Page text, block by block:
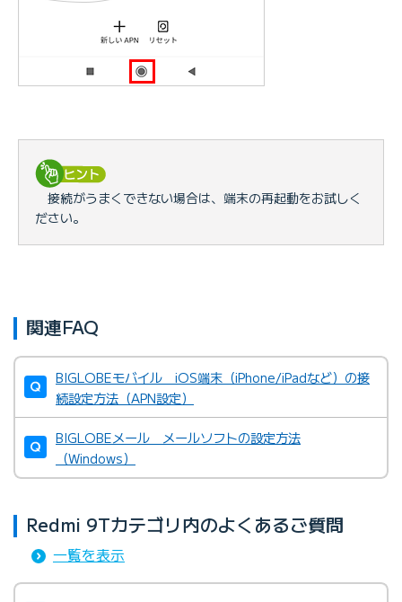
接続がうまくできない場合は、端末の再起動をお試しく
ださい。
関連FAQ
BIGLOBEモバイル iOS端末（iPhone/iPadなど）の接
続設定方法（APN設定）
BIGLOBEメール メールソフトの設定方法
（Windows）
Redmi 9Tカテゴリ内のよくあるご質問
一覧を表示